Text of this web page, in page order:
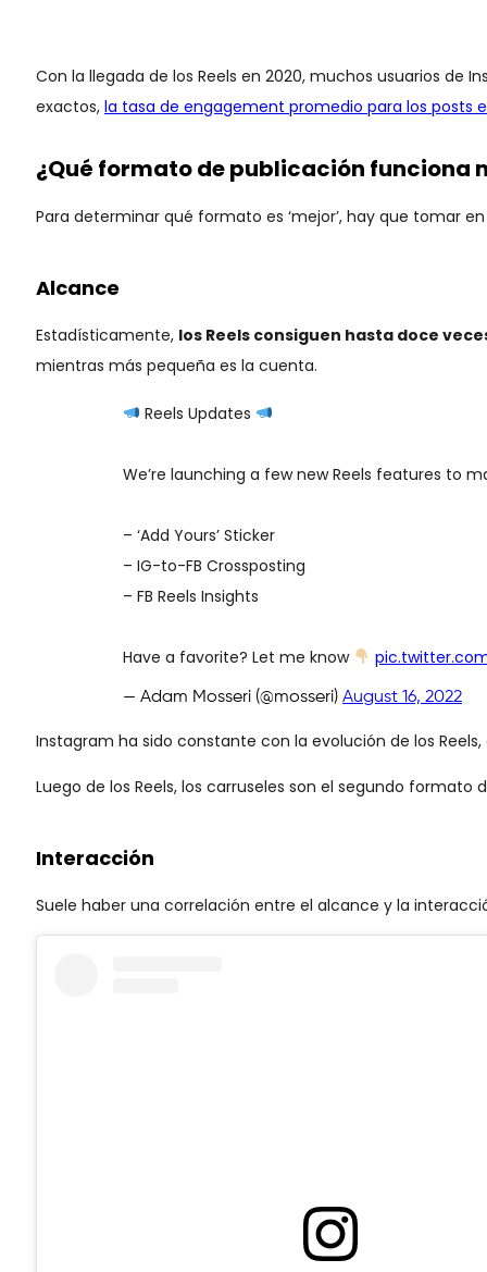
Con la llegada de los Reels en 2020, muchos usuarios
exactos, la tasa de engagement promedio para los posts
¿Qué formato de publicación funciona
Para determinar qué formato es ‘mejor’, hay que tomar
Alcance
Estadísticamente, los Reels consiguen hasta doce
mientras más pequeña es la cuenta.
Reels Updates
We’re launching a few new Reels features to
– ‘Add Yours’ Sticker
– IG-to-FB Crossposting
– FB Reels Insights
Have a favorite? Let me know
— Adam Mosseri (@mosseri) August 16, 2022
Instagram ha sido constante con la evolución de los
Luego de los Reels, los carruseles son el segundo
Interacción
Suele haber una correlación entre el alcance y la